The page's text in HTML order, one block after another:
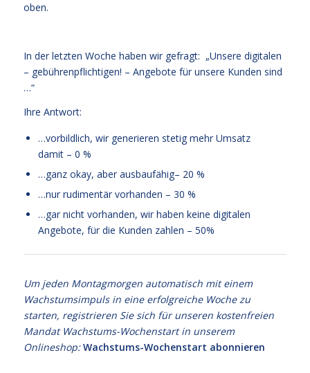
oben.
In der letzten Woche haben wir gefragt: „Unsere digitalen
– gebührenpflichtigen! – Angebote für unsere Kunden sind
…“
Ihre Antwort:
…vorbildlich, wir generieren stetig mehr Umsatz
damit – 0 %
…ganz okay, aber ausbaufähig– 20 %
…nur rudimentär vorhanden – 30 %
…gar nicht vorhanden, wir haben keine digitalen
Angebote, für die Kunden zahlen – 50%
Um jeden Montagmorgen automatisch mit einem
Wachstumsimpuls in eine erfolgreiche Woche zu
starten, registrieren Sie sich für unseren kostenfreien
Mandat Wachstums-Wochenstart in unserem
Onlineshop:Wachstums-Wochenstart abonnieren